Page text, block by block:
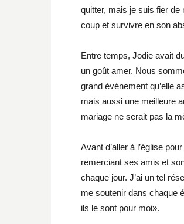
quitter, mais je suis fier
coup et survivre en son
Entre temps, Jodie avait
un goût amer. Nous
grand événement qu’elle
mais aussi une meilleure
mariage ne serait pas la
Avant d’aller à l’église
remerciant ses amis et
chaque jour. J’ai un tel
me soutenir dans chaque
ils le sont pour moi».